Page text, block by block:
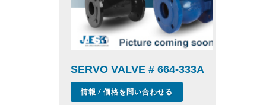
SERVO VALVE # 664-333A
情報 / 価格を問い合わせる